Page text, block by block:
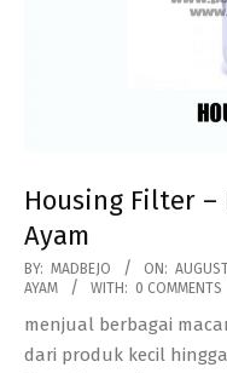
Housing Filter –
Ayam
2017-
08-
16
BY: MADBEJO ON:
AYAM
WITH: 0 COMMENTS
menjual berbagai
dari produk kecil